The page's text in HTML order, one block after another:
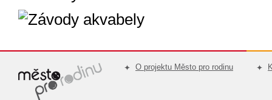
O projektu Město pro rodinu